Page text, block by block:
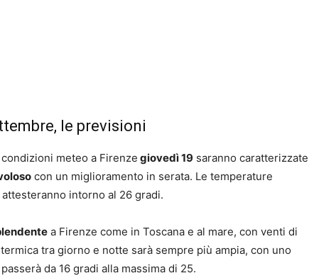
le previsioni
meteo a Firenze giovedì 19 saranno caratterizzate
con un miglioramento in serata. Le temperature
intorno al 26 gradi.
a Firenze come in Toscana e al mare, con venti di
tra giorno e notte sarà sempre più ampia, con uno
da 16 gradi alla massima di 25.